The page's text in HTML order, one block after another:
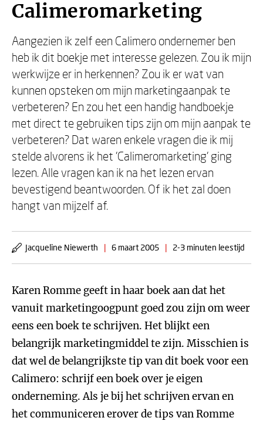
Calimeromarketing
Aangezien ik zelf een Calimero ondernemer ben
heb ik dit boekje met interesse gelezen. Zou ik mijn
werkwijze er in herkennen? Zou ik er wat van
kunnen opsteken om mijn marketingaanpak te
verbeteren? En zou het een handig handboekje
met direct te gebruiken tips zijn om mijn aanpak te
verbeteren? Dat waren enkele vragen die ik mij
stelde alvorens ik het 'Calimeromarketing' ging
lezen. Alle vragen kan ik na het lezen ervan
bevestigend beantwoorden. Of ik het zal doen
hangt van mijzelf af.
Jacqueline Niewerth | 6 maart 2005 | 2-3 minuten leestijd
Karen Romme geeft in haar boek aan dat het
vanuit marketingoogpunt goed zou zijn om weer
eens een boek te schrijven. Het blijkt een
belangrijk marketingmiddel te zijn. Misschien is
dat wel de belangrijkste tip van dit boek voor een
Calimero: schrijf een boek over je eigen
onderneming. Als je bij het schrijven ervan en
het communiceren erover de tips van Romme